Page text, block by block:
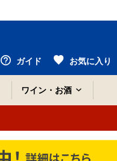
ガイド お気に入り
ワイン・お酒